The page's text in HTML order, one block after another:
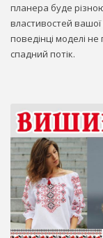
планера буде
властивостей вашої
поведінці моделі не
спадний потік.